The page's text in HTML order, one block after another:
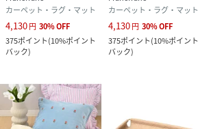
カーペット・ラグ・マット
4,130円 30%OFF
375ポイント(10%ポイント
バック)
カーペット・ラグ・マット
4,130円 30%OFF
375ポイント(10%ポイント
バック)